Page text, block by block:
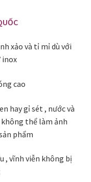
xảo và tỉ mỉ dù với
inox
cao
hay gỉ sét , nước và
thể làm ảnh
phẩm
, vĩnh viễn không bị